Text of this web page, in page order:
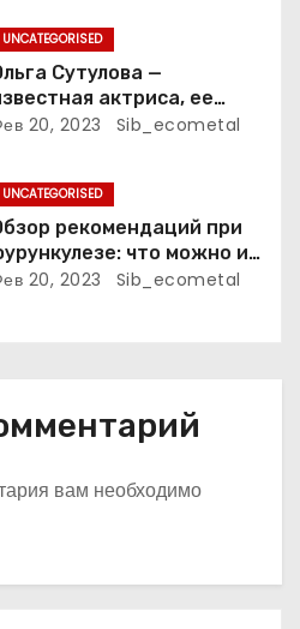
UNCATEGORISED
Сутулова —
актриса, ее
достижения и
20, 2023 Sib_ecometal
UNCATEGORISED
рекомендаций при
что можно и
нельзя делать
20, 2023 Sib_ecometal
вам необходимо